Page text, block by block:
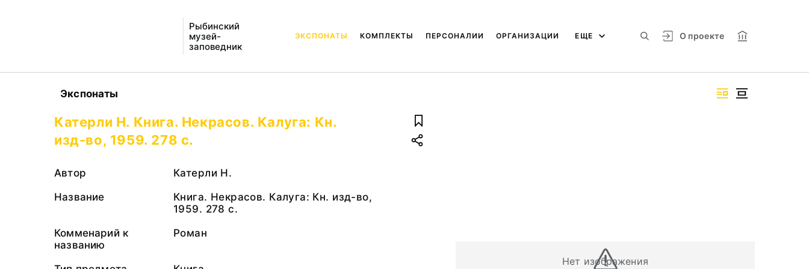
Рыбинский
музей-
заповедник
О проекте
ЭКСПОНАТЫ КОМПЛЕКТЫ ПЕРСОНАЛИИ ОРГАНИЗАЦИИ ЕЩЕ
Экспонаты
Нет изображения
Катерли Н. Книга. Некрасов. Калуга: Кн.
изд-во, 1959. 278 с.
Автор
Катерли Н.
Название
Книга. Некрасов. Калуга: Кн. изд-во,
1959. 278 с.
Комменарий к
названию
Роман